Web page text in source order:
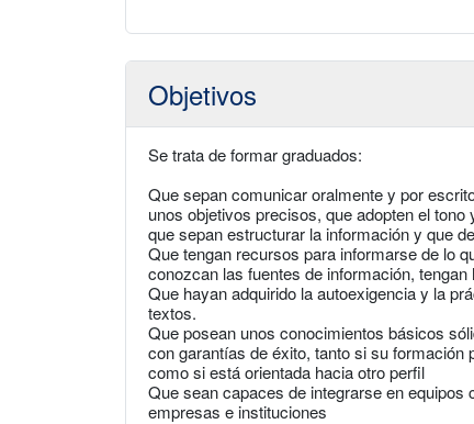
Objetivos
Se trata de formar graduados:
Que sepan comunicar oralmente y por
unos objetivos precisos, que adopten el
que sepan estructurar la información y que
Que tengan recursos para informarse de lo
conozcan las fuentes de información,
Que hayan adquirido la autoexigencia y la
textos.
Que posean unos conocimientos básicos
con garantías de éxito, tanto si su formación
como si está orientada hacia otro perfil
Que sean capaces de integrarse en
empresas e instituciones